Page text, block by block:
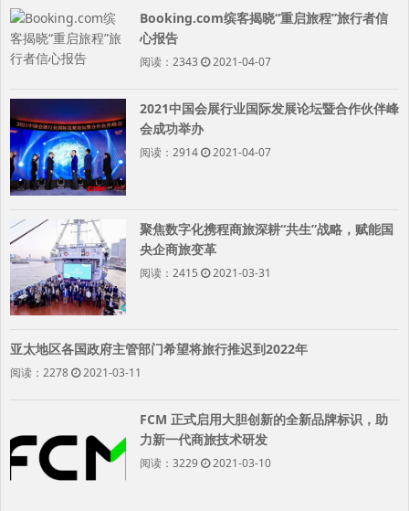
Booking.com缤客揭晓“重启旅程”旅行者信
心报告
阅读：2343 2021-04-07
2021中国会展行业国际发展论坛暨合作伙伴峰
会成功举办
阅读：2914 2021-04-07
聚焦数字化携程商旅深耕“共生”战略，赋能国
央企商旅变革
阅读：2415 2021-03-31
亚太地区各国政府主管部门希望将旅行推迟到2022年
阅读：2278 2021-03-11
FCM 正式启用大胆创新的全新品牌标识，助
力新一代商旅技术研发
阅读：3229 2021-03-10